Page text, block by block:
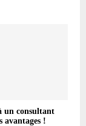
un consultant
avantages !